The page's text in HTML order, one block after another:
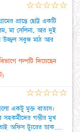
প্রান্তে ছোট্ট একটি
মা সেলিনা, আর দুই
উজ্জ্বল সবুজ মাঠ আর
গল্পটি দিয়েছেন
☆☆☆☆☆
একটু মুক্ত বাতাস।
গম্ভীর মুখ
অফিস ট্যুরের ডাক....
☆☆☆☆☆